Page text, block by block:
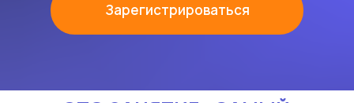
Зарегистрироваться